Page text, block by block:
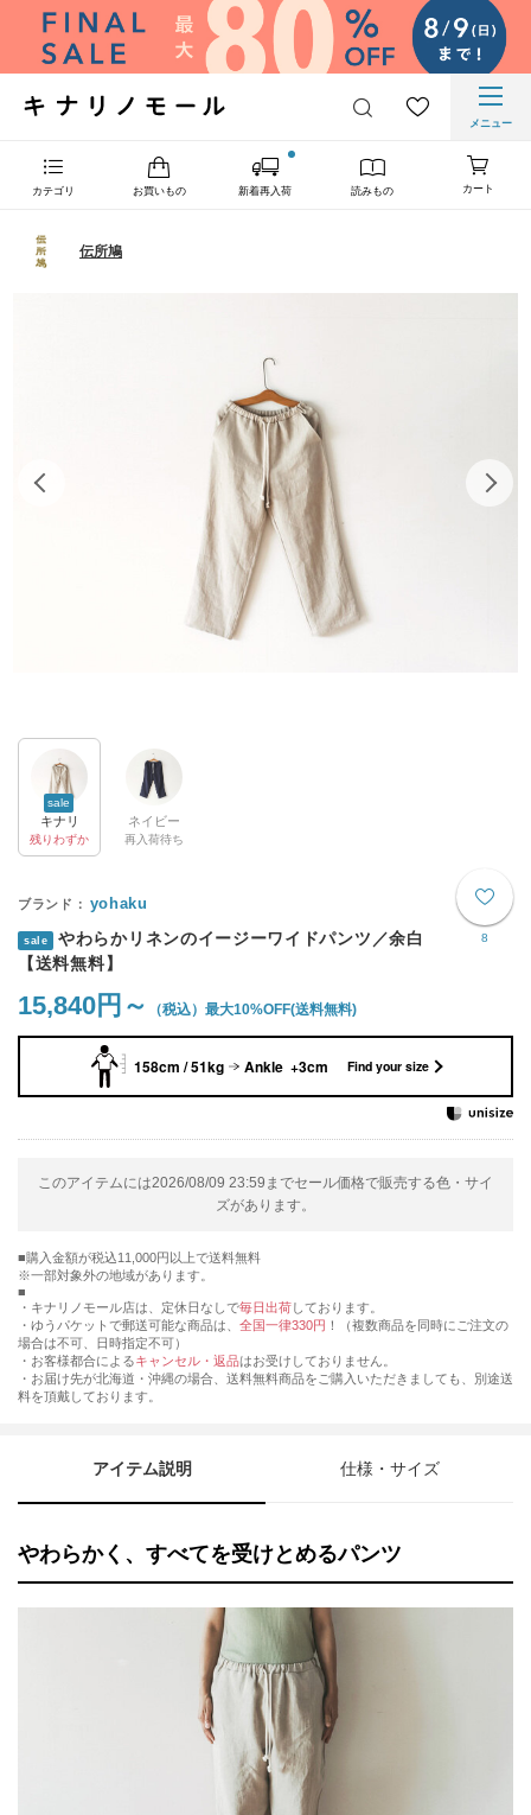
メニュー
カテゴリ お買いもの 新着再入荷 読みもの カート
伝所鳩
sale
キナリ
残りわずか
ネイビー
再入荷待ち
8
yohaku
sale
やわらかリネンのイージーワイドパンツ／余白
【送料無料】
15,840円～ 最大10%OFF(送料無料)
158cm / 51kg Ankle +3cm Find your size
このアイテムには2026/08/09 23:59までセール価格で販売する色・サイ
ズがあります。
購入金額が税込11,000円以上で送料無料
※一部対象外の地域があります。
・キナリノモール店は、定休日なしで毎日出荷しております。
・ゆうパケットで郵送可能な商品は、 全国一律330円 ！（複数商品を同時にご注文の
場合は不可、日時指定不可）
・お客様都合によるキャンセル・返品はお受けしておりません。
・お届け先が北海道・沖縄の場合、送料無料商品をご購入いただきましても、別途送
料を頂戴しております。
アイテム説明 仕様・サイズ
やわらかく、すべてを受けとめるパンツ